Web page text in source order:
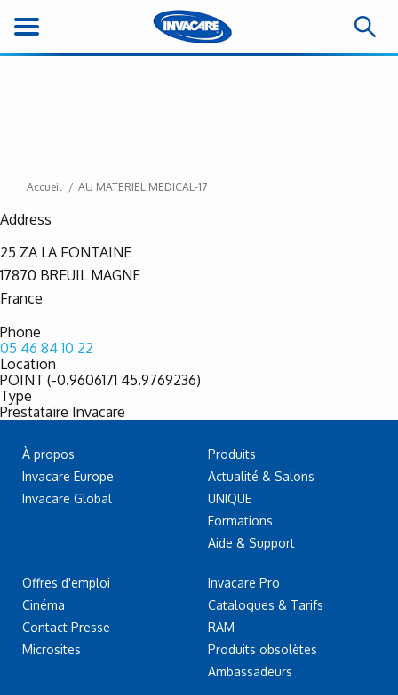
Accueil AU MATERIEL MEDICAL-17
Address
25 ZA LA FONTAINE
17870 BREUIL MAGNE
France
Phone
05 46 84 10 22
Location
POINT (-0.9606171 45.9769236)
Type
Prestataire Invacare
À propos
Invacare Europe
Invacare Global
Offres d'emploi
Cinéma
Contact Presse
Microsites
Produits
Actualité & Salons
UNIQUE
Formations
Aide & Support
Invacare Pro
Catalogues & Tarifs
RAM
Produits obsolètes
Ambassadeurs